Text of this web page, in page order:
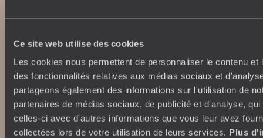
Ce site web utilise des cookies
Les cookies nous permettent de personnaliser le contenu et
des fonctionnalités relatives aux médias sociaux et
partageons également des informations sur l'utilisation de
partenaires de médias sociaux, de publicité et d'analyse,
celles-ci avec d'autres informations que vous leur avez
collectées lors de votre utilisation de leurs services. Plus
Abonnez-vous à notre newsletter
Lire notre politique de confidentialité